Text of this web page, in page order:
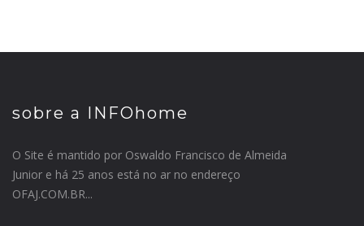
sobre a INFOhome
O Site é mantido por Oswaldo Francisco de Almeida
Junior e há 25 anos está no ar no endereço
OFAJ.COM.BR...